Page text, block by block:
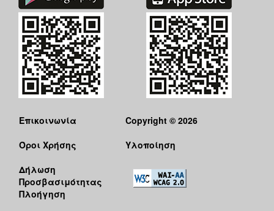
Επικοινωνία
Όροι Χρήσης
Δήλωση
Προσβασιμότητας
Πλοήγηση
Copyright © 2026
Υλοποίηση